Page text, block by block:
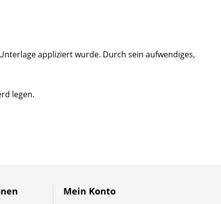
appliziert wurde. Durch sein aufwendiges,
legen.
Mein Konto